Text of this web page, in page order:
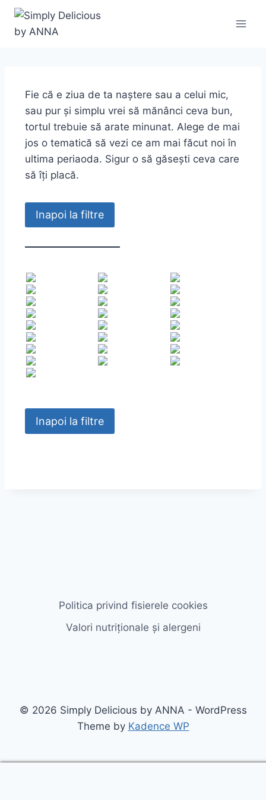
Fie că e ziua de ta naștere sau a celui mic,
sau pur și simplu vrei să mănânci ceva bun,
tortul trebuie să arate minunat. Alege de mai
jos o tematică să vezi ce am mai făcut noi în
ultima periaoda. Sigur o să găsești ceva care
să îți placă.
Inapoi la filtre
Inapoi la filtre
Politica privind fisierele cookies
Valori nutriționale și alergeni
© 2026 Simply Delicious by ANNA - WordPress
Theme by Kadence WP